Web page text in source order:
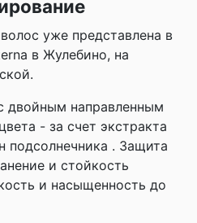
уже представлена в
в Жулебино, на
двойным направленным
- за счет экстракта
подсолнечника . Защита
и стойкость
и насыщенность до